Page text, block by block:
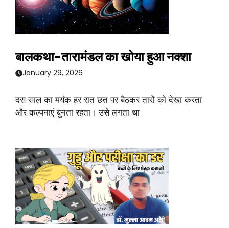
बालकथा-तारामंडल का खोया हुआ नक्शा
January 29, 2026
दस साल का मयंक हर रात छत पर बैठकर तारों को देखा करता
और कल्पनाएं बुनता रहता। उसे लगता था